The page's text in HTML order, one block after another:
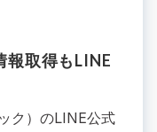
報取得もLINE
ク）のLINE公式